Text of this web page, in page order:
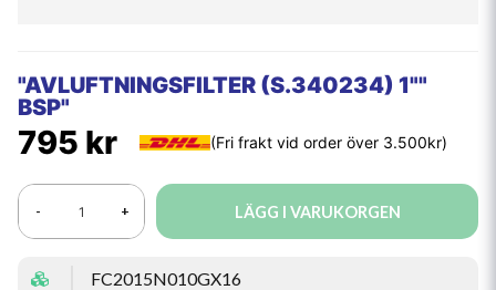
"AVLUFTNINGSFILTER (S.340234) 1""
BSP"
795 kr
- + LÄGG I VARUKORGEN
FC2015N010GX16